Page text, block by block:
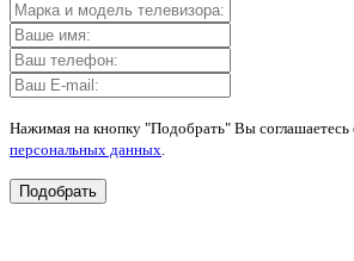
Нажимая на кнопку "Подобрать" Вы соглашаетесь
персональных данных
Подобрать